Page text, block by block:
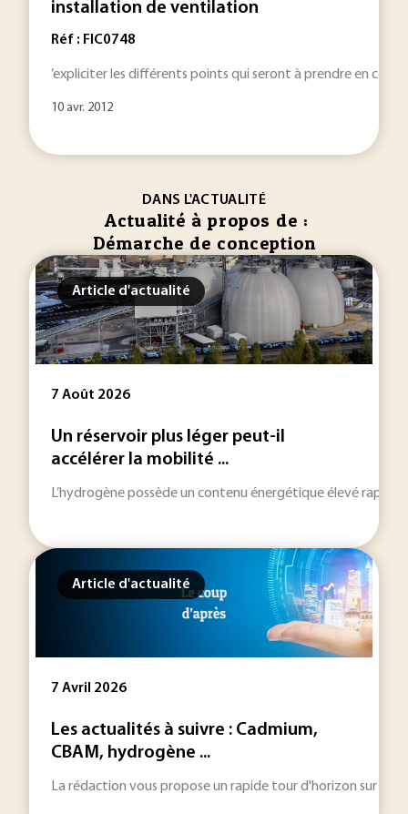
installation de ventilation
Réf : FIC0748
’expliciter les différents points qui seront à prendre en
10 avr. 2012
DANS L'ACTUALITÉ
Actualité à propos de :
Démarche de conception
Article d'actualité
7 Août 2026
Un réservoir plus léger peut-il
accélérer la mobilité ...
L’hydrogène possède un contenu énergétique élevé
Article d'actualité
7 Avril 2026
Les actualités à suivre : Cadmium,
CBAM, hydrogène ...
La rédaction vous propose un rapide tour d'horizon sur les